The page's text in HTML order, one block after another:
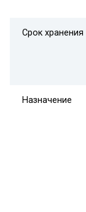
Срок хранения
Назначение